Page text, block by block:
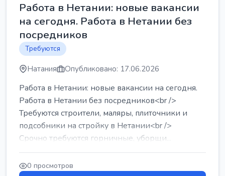
Работа в Нетании: новые вакансии
на сегодня. Работа в Нетании без
посредников
Требуются
Натания Опубликовано: 17.06.2026
Работа в Нетании: новые вакансии на сегодня.
Работа в Нетании без посредников<br />
Требуются строители, маляры, плиточники и
подсобники на стройку в Нетании<br />
Срочно требуются горничные, уборщи...
0 просмотров